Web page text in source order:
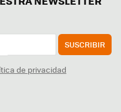
SUSCRIBIR
de privacidad